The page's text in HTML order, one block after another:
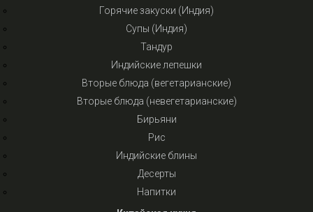
Горячие закуски (Индия)
Супы (Индия)
Тандур
Индийские лепешки
Вторые блюда (вегетарианские)
Вторые блюда (невегетарианские)
Бирьяни
Рис
Индийские блины
Десерты
Напитки